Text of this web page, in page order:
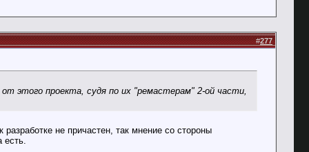
#277
этого проекта, судя по их "ремастерам" 2-ой части,
не причастен, так мнение со стороны
есть.